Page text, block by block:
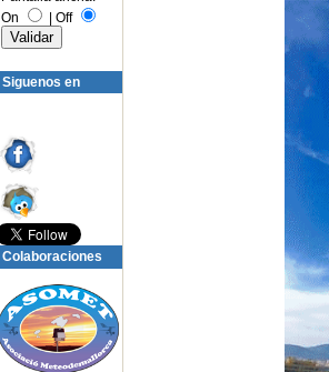
On
Off
Siguenos en
Colaboraciones